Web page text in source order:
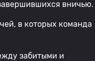
вничью.
в которых команда
забитыми и